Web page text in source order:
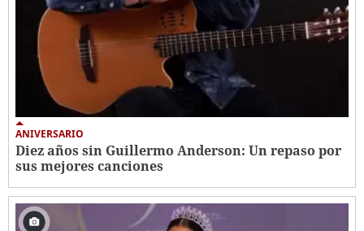
ANIVERSARIO
Diez años sin Guillermo Anderson: Un repaso por
sus mejores canciones